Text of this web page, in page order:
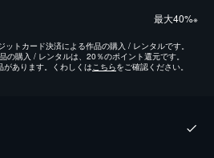
最⼤40%※
トカード決済による作品の購入 / レンタルです。
の購入 / レンタルは、20％のポイント還元です。
あります。くわしくは こちらをご確認ください。